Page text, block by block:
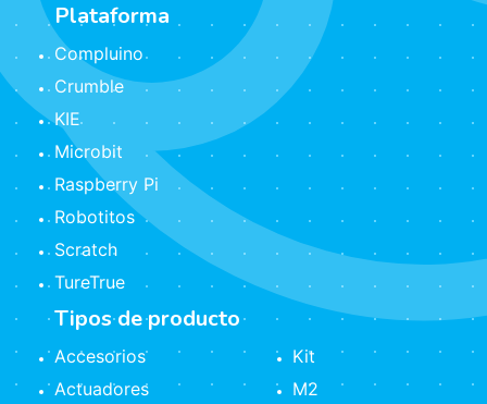
Plataforma
Compluino
Crumble
KIE
Microbit
Raspberry Pi
Robotitos
Scratch
TureTrue
Tipos de producto
Accesorios
Actuadores
Kit
M2